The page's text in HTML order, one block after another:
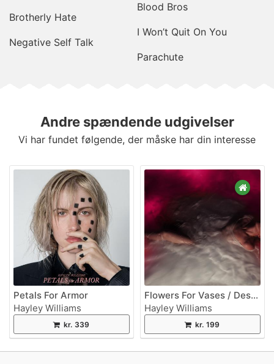
Brotherly Hate
Negative Self Talk
Blood Bros
I Won’t Quit On You
Parachute
Andre spændende udgivelser
Vi har fundet følgende, der måske har din interesse
Petals For Armor
Hayley Williams
kr. 339
Flowers For Vases / Descansos
Hayley Williams
kr. 199